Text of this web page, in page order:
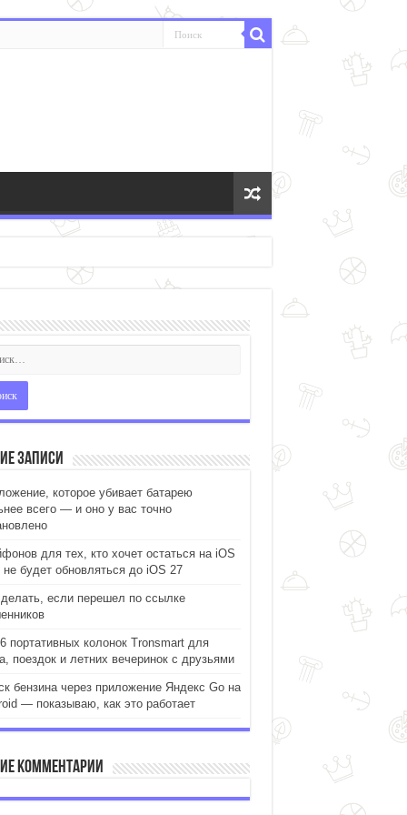
записи
которое убивает батарею
всего — и оно у вас точно
для тех, кто хочет остаться на iOS
не будет обновляться до iOS 27
если перешел по ссылке
портативных колонок Tronsmart для
поездок и летних вечеринок с друзьями
бензина через приложение Яндекс Go на
— показываю, как это работает
комментарии